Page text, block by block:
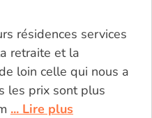
résidences services
retraite et la
loin celle qui nous a
les prix sont plus
... Lire plus